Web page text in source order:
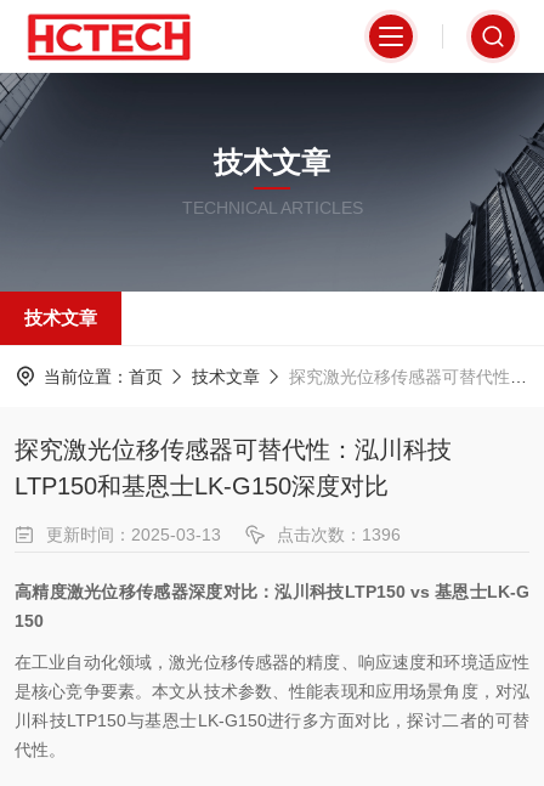
技术文章
TECHNICAL ARTICLES
技术文章
当前位置： 首页 技术文章 探究激光位移传感器可替代性：泓川科技LTP150和基恩士LK-G150深度对比
探究激光位移传感器可替代性：泓川科技
LTP150和基恩士LK-G150深度对比
更新时间：2025-03-13 点击次数：1396
高精度激光位移传感器深度对比：泓川科技LTP150 vs基恩士LK-G
150
在工业自动化领域，激光位移传感器的精度、响应速度和环境适应性
是核心竞争要素。本文从技术参数、性能表现和应用场景角度，对泓
川科技LTP150与基恩士LK-G150进行多方面对比，探讨二者的可替
代性。